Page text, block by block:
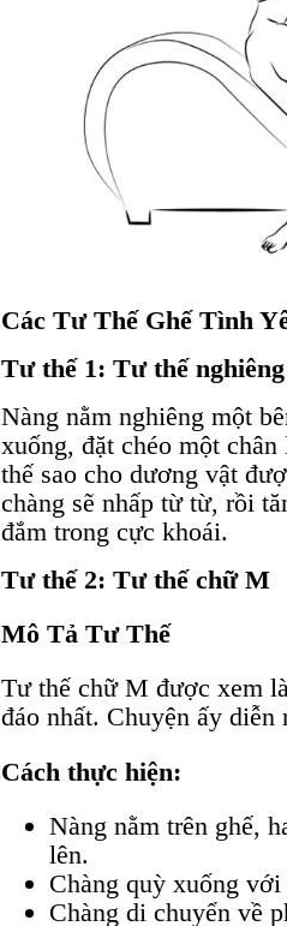
Các Tư Thế Ghế Tình
Tư thế 1: Tư thế nghiêng
Nàng nằm nghiêng một
xuống, đặt chéo một
thế sao cho dương vật
chàng sẽ nhấp từ từ, rồi
đắm trong cực khoái.
Tư thế 2: Tư thế chữ M
Mô Tả Tư Thế
Tư thế chữ M được xem
đáo nhất. Chuyện ấy diễn
Cách thực hiện:
Nàng nằm trên ghế,
lên.
Chàng quỳ xuống
Chàng di chuyển về